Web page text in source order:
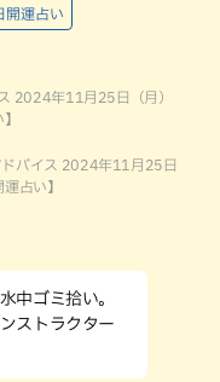
開運占い
2024年11月25日（月）
ドバイス 2024年11月25日
占い】
中ゴミ拾い。
ストラクター